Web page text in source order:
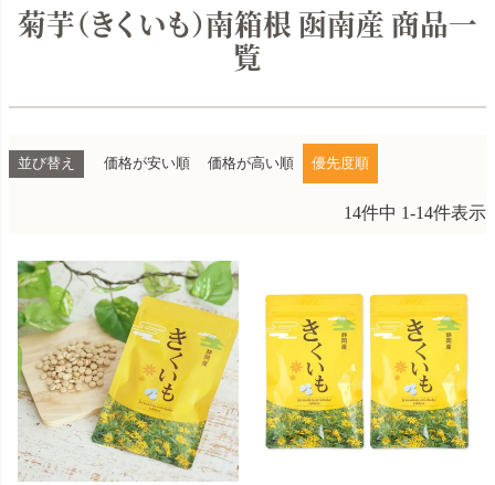
菊芋（きくいも）南箱根 函南産 商品一
覧
並び替え 価格が安い順 価格が高い順 優先度順
14件中 1-14件表示